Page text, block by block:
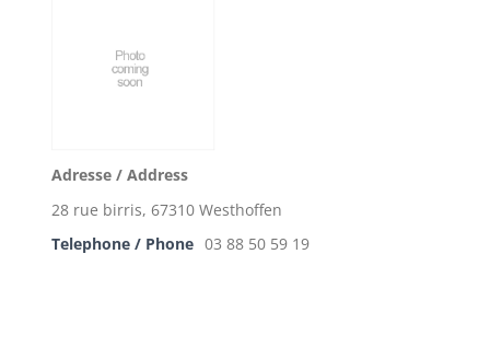
Adresse / Address
28 rue birris, 67310 Westhoffen
Telephone / Phone 03 88 50 59 19